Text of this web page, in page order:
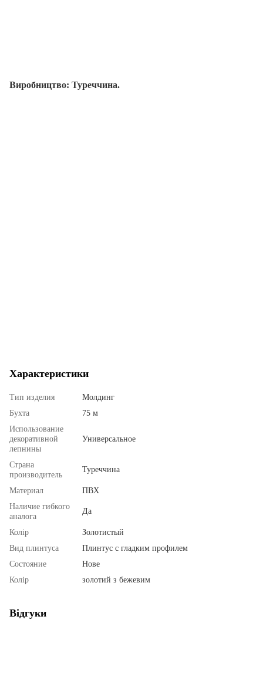
Виробництво: Туреччина.
Характеристики
Тип изделия
Молдинг
Бухта
75 м
Использование
декоративной
лепнины
Универсальное
Страна
производитель
Туреччина
Материал
ПВХ
Наличие гибкого
аналога
Да
Колір
Золотистый
Вид плинтуса
Плинтус с гладким профилем
Состояние
Нове
Колір
золотий з бежевим
Відгуки